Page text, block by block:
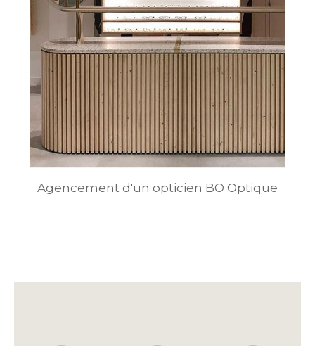
Agencement d'un opticien BO Optique